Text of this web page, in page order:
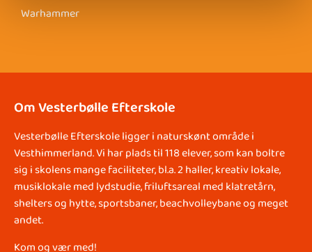
Warhammer
Om Vesterbølle Efterskole
Vesterbølle Efterskole ligger i naturskønt område i
Vesthimmerland. Vi har plads til 118 elever, som kan boltre
sig i skolens mange faciliteter, bl.a. 2 haller, kreativ lokale,
musiklokale med lydstudie, friluftsareal med klatretårn,
shelters og hytte, sportsbaner, beachvolleybane og meget
andet.
Kom og vær med!